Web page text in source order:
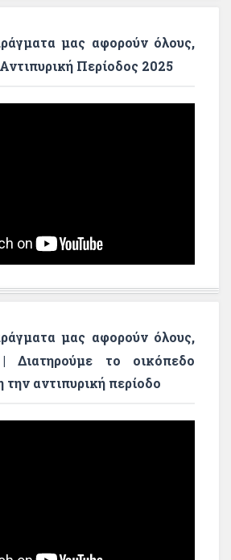
μας αφορούν όλους,
Περίοδος 2025
μας αφορούν όλους,
| Διατηρούμε το οικόπεδο
την αντιπυρική περίοδο